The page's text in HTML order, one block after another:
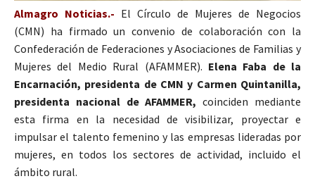
Almagro Noticias.- El Círculo de Mujeres de Negocios
(CMN) ha firmado un convenio de colaboración con la
Confederación de Federaciones y Asociaciones de Familias y
Mujeres del Medio Rural (AFAMMER). Elena Faba de la
Encarnación, presidenta de CMN y Carmen Quintanilla,
presidenta nacional de AFAMMER,coinciden mediante
esta firma en la necesidad de visibilizar, proyectar e
impulsar el talento femenino y las empresas lideradas por
mujeres, en todos los sectores de actividad, incluido el
ámbito rural.